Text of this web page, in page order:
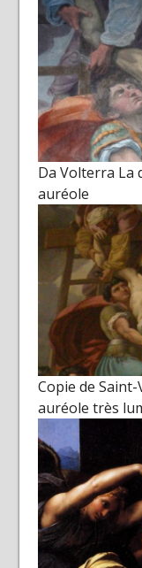
Da Volterra La
auréole
Copie de
auréole très